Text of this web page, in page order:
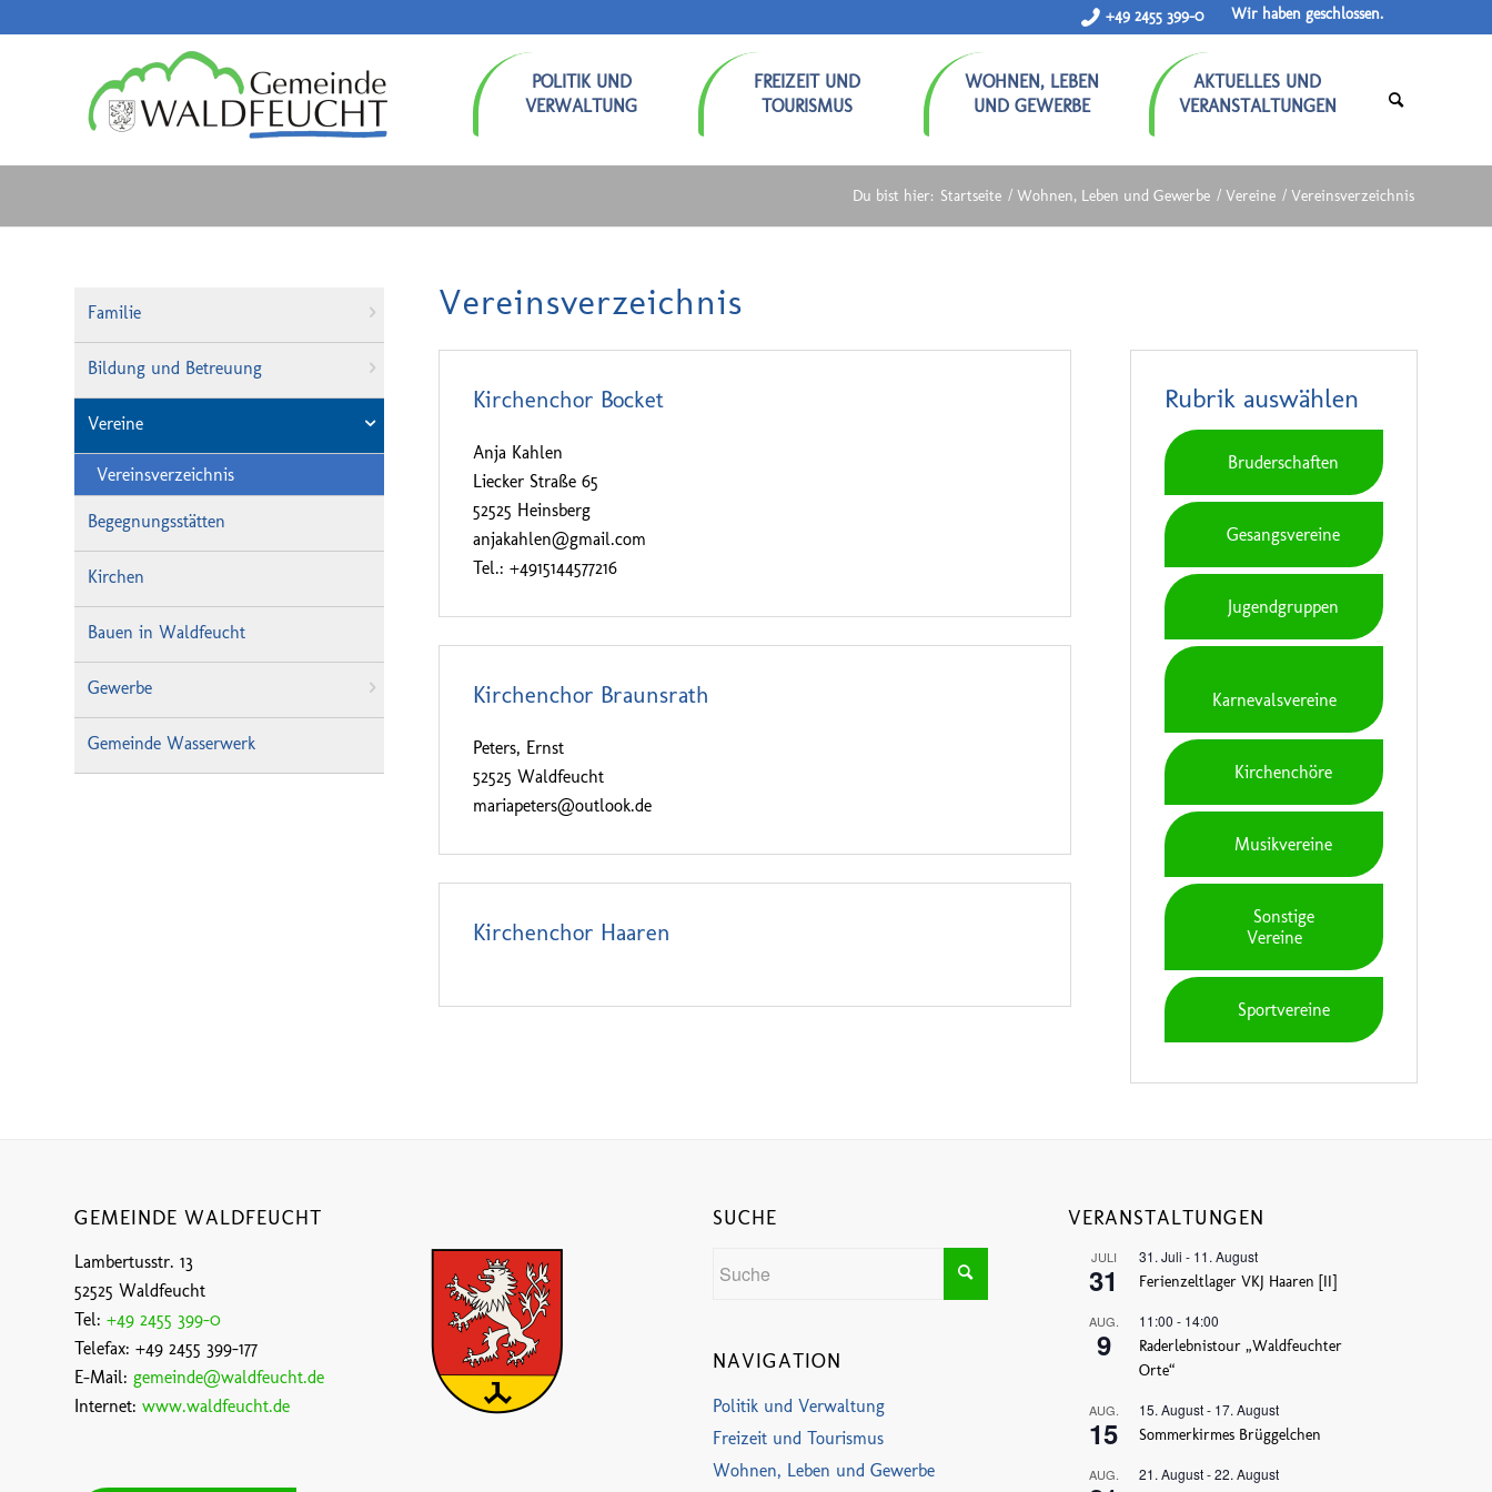
+49 2455 399-0 Wir haben geschlossen.
POLITIK UND
VERWALTUNG
FREIZEIT UND
TOURISMUS
WOHNEN, LEBEN
UND GEWERBE
AKTUELLES UND
VERANSTALTUNGEN
Du bist hier: Startseite / Wohnen, Leben und Gewerbe / Vereine / Vereinsverzeichnis
Vereinsverzeichnis
Kirchenchor Bocket
Anja Kahlen
Liecker Straße 65
52525 Heinsberg
anjakahlen@gmail.com
Tel.: +4915144577216
Kirchenchor Braunsrath
Peters, Ernst
52525 Waldfeucht
mariapeters@outlook.de
Kirchenchor Haaren
Rubrik auswählen
Bruderschaften
Gesangsvereine
Jugendgruppen
Karnevalsvereine
Kirchenchöre
Musikvereine
Sonstige
Vereine
Sportvereine
Familie
Bildung und Betreuung
Vereine
Vereinsverzeichnis
Begegnungsstätten
Kirchen
Bauen in Waldfeucht
Gewerbe
Gemeinde Wasserwerk
GEMEINDE WALDFEUCHT
Lambertusstr. 13
52525 Waldfeucht
Tel: +49 2455 399-0
Telefax: +49 2455 399-177
E-Mail: gemeinde@waldfeucht.de
Internet: www.waldfeucht.de
SUCHE
NAVIGATION
Politik und Verwaltung
Freizeit und Tourismus
Wohnen, Leben und Gewerbe
VERANSTALTUNGEN
JULI
31
31. Juli - 11. August
Ferienzeltlager VKJ Haaren [II]
AUG.
9
11:00 - 14:00
Raderlebnistour „Waldfeuchter
Orte“
AUG.
15
15. August- 17. August
Sommerkirmes Brüggelchen
AUG. 21. August-22. August